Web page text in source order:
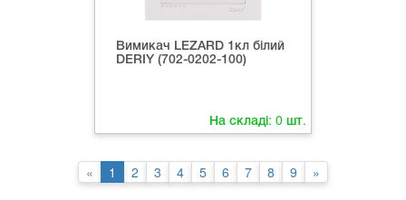
Вимикач LEZARD 1кл білий
DERIY (702-0202-100)
На складі: 0 шт.
« 1 2 3 4 5 6 7 8 9 »